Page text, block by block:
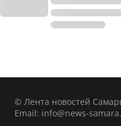
© Лента новостей
Email: info@news-